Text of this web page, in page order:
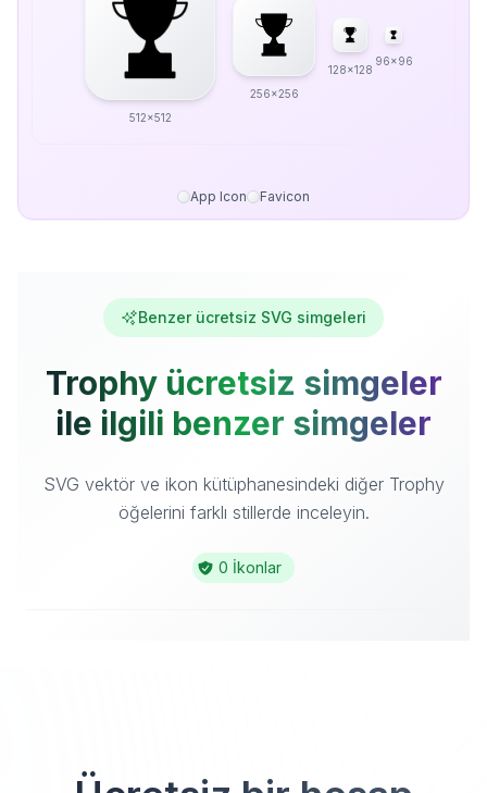
512x512
256x256
128x128
96x96
App Icon Favicon
Benzer ücretsiz SVG simgeleri
Trophy ücretsiz simgeler
ile ilgili benzer simgeler
SVG vektör ve ikon kütüphanesindeki diğer Trophy
öğelerini farklı stillerde inceleyin.
0 İkonlar